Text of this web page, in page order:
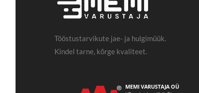
Tööstustarvikute jae- ja hulgimüük.
Kindel tarne, kõrge kvaliteet.